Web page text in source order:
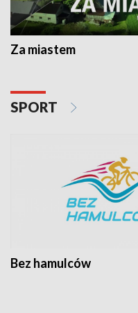
Za miastem
SPORT
Bez hamulców